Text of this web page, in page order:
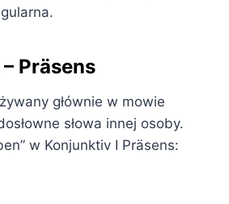
Präsens
głównie w mowie
słowa innej osoby.
w Konjunktiv I Präsens: